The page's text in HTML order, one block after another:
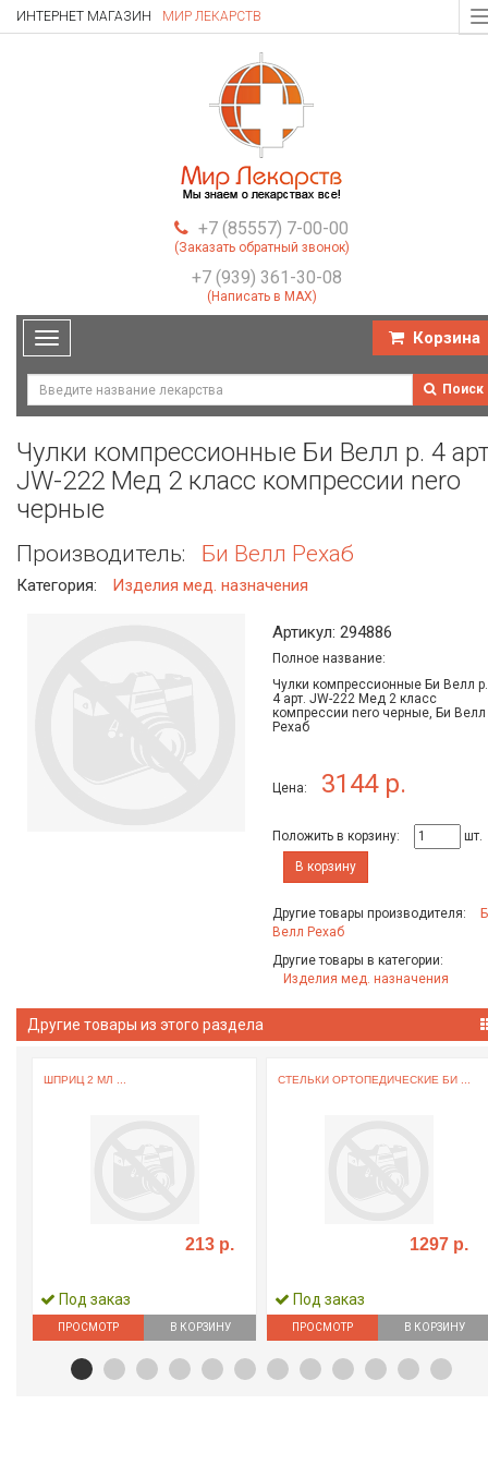
ИНТЕРНЕТ МАГАЗИН МИР ЛЕКАРСТВ
+7 (85557) 7-00-00
(Заказать обратный звонок)
+7 (939) 361-30-08
(Написать в MAX)
Toggle
navigation
Корзина
Поиск
Чулки компрессионные Би Велл р. 4
JW-222 Мед 2 класс компрессии nero
черные
Производитель: Би Велл Рехаб
Категория: Изделия мед. назначения
Артикул: 294886
Полное название:
Чулки компрессионные Би Велл р.
4 арт. JW-222 Мед 2 класс
компрессии nero черные, Би Велл
Рехаб
Цена: 3144 р.
Положить в корзину:
шт.
В корзину
Другие товары производителя:
Велл Рехаб
Другие товары в категории:
Изделия мед. назначения
Другие товары из этого раздела
ШПРИЦ 2 МЛ ...
213 р.
Под заказ
ПРОСМОТР В КОРЗИНУ
СТЕЛЬКИ ОРТОПЕДИЧЕСКИЕ БИ ...
1297 р.
Под заказ
ПРОСМОТР В КОРЗИНУ